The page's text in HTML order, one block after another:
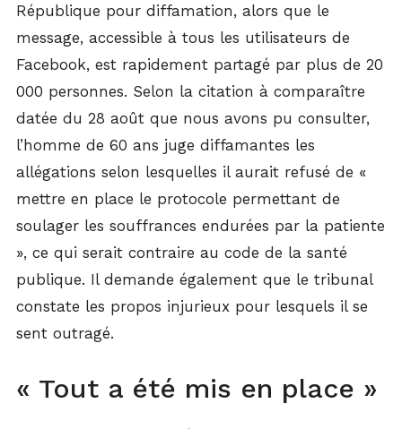
République pour diffamation, alors que le
message, accessible à tous les utilisateurs de
Facebook, est rapidement partagé par plus de 20
000 personnes. Selon la citation à comparaître
datée du 28 août que nous avons pu consulter,
l’homme de 60 ans juge diffamantes les
allégations selon lesquelles il aurait refusé de «
mettre en place le protocole permettant de
soulager les souffrances endurées par la patiente
», ce qui serait contraire au code de la santé
publique. Il demande également que le tribunal
constate les propos injurieux pour lesquels il se
sent outragé.
« Tout a été mis en place »